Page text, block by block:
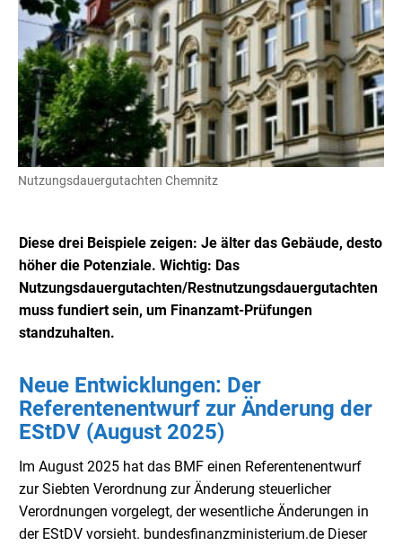
Nutzungsdauergutachten Chemnitz
Diese drei Beispiele zeigen: Je älter das Gebäude, desto
höher die Potenziale. Wichtig: Das
Nutzungsdauergutachten/Restnutzungsdauergutachten
muss fundiert sein, um Finanzamt-Prüfungen
standzuhalten.
Neue Entwicklungen: Der
Referentenentwurf zur Änderung der
EStDV (August 2025)
Im August 2025 hat das BMF einen Referentenentwurf
zur Siebten Verordnung zur Änderung steuerlicher
Verordnungen vorgelegt, der wesentliche Änderungen in
der EStDV vorsieht. bundesfinanzministerium.de Dieser